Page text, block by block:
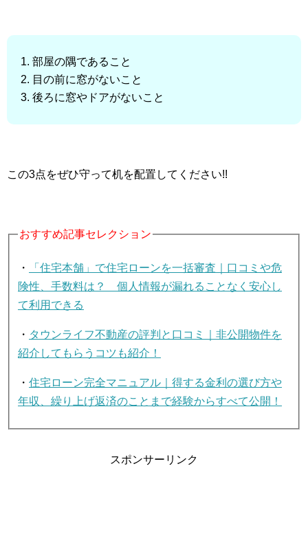
部屋の隅であること
目の前に窓がないこと
後ろに窓やドアがないこと
この3点をぜひ守って机を配置してください!!
おすすめ記事セレクション
・
「住宅本舗」で住宅ローンを一括審査｜口コミや危
険性、手数料は？ 個人情報が漏れることなく安心し
て利用できる
・ タウンライフ不動産の評判と口コミ｜非公開物件を
紹介してもらうコツも紹介！
・ 住宅ローン完全マニュアル｜得する金利の選び方や
年収、繰り上げ返済のことまで経験からすべて公開！
スポンサーリンク